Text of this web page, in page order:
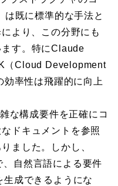
既に標準的な手法と
より、この分野にも
す。特にClaude
（Cloud Development
率性は飛躍的に向上
な構成要件を正確にコ
ドキュメントを参照
ました。しかし、
自然言語による要件
成できるようにな